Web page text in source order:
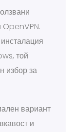
OpenVPN.
той
избор за
вариант
и